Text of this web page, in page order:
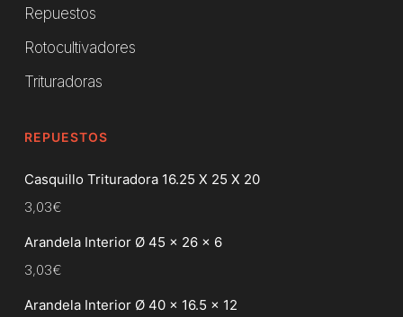
Repuestos
Rotocultivadores
Trituradoras
REPUESTOS
Casquillo Trituradora 16.25 X 25 X 20
3,03€
Arandela Interior Ø 45 x 26 x 6
3,03€
Arandela Interior Ø 40 x 16.5 x 12